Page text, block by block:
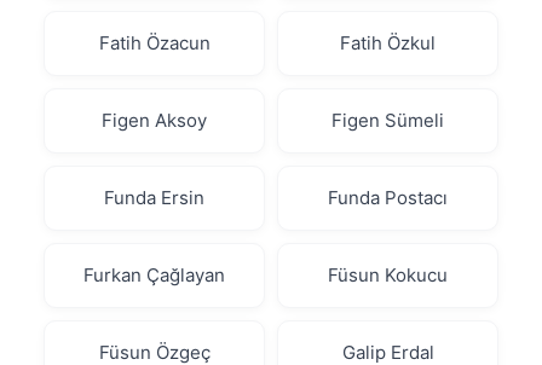
Fatih Özacun Fatih Özkul
Figen Aksoy Figen Sümeli
Funda Ersin Funda Postacı
Furkan Çağlayan Füsun Kokucu
Füsun Özgeç Galip Erdal